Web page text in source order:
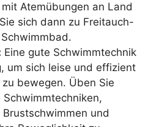
Atemübungen an Land
sich dann zu Freitauch-
Eine gute Schwimmtechnik
um sich leise und effizient
bewegen. Üben Sie
und